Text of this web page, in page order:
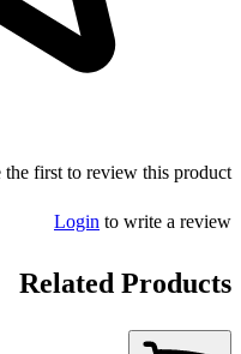
first to review this product!
Login to write a review
Related Products